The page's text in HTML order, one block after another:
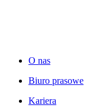
O nas
Biuro prasowe
Kariera